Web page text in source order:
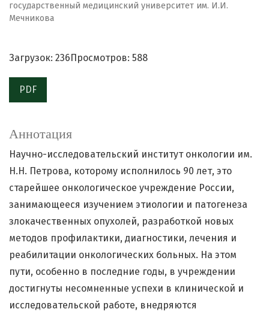
государственный медицинский университет им. И.И.
Мечникова
Загрузок: 236 Просмотров: 588
PDF
Аннотация
Научно-исследовательский институт онкологии им.
Н.Н. Петрова, которому исполнилось 90 лет, это
старейшее онкологическое учреждение России,
занимающееся изучением этиологии и патогенеза
злокачественных опухолей, разработкой новых
методов профилактики, диагностики, лечения и
реабилитации онкологических больных. На этом
пути, особенно в последние годы, в учреждении
достигнуты несомненные успехи в клинической и
исследовательской работе, внедряются